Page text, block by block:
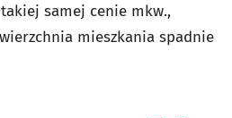
samej cenie mkw.,
mieszkania spadnie